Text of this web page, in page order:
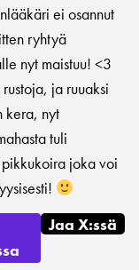
ei osannut
ryhtyä
nyt maistuu! <3
ja ruuaksi
kera, nyt
tuli
joka voi
Jaa X:ssä